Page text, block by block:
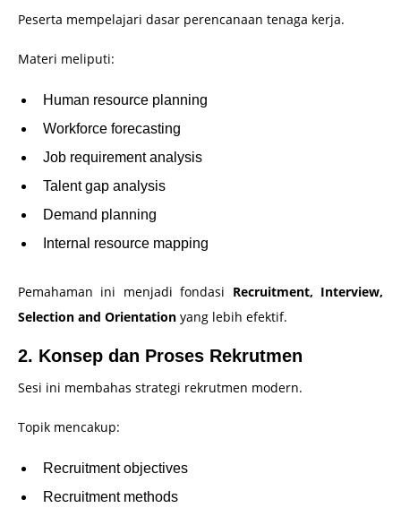
Peserta mempelajari dasar perencanaan tenaga kerja.
Materi meliputi:
Human resource planning
Workforce forecasting
Job requirement analysis
Talent gap analysis
Demand planning
Internal resource mapping
Pemahaman ini menjadi fondasi Recruitment, Interview,
Selection and Orientation yang lebih efektif.
2. Konsep dan Proses Rekrutmen
Sesi ini membahas strategi rekrutmen modern.
Topik mencakup:
Recruitment objectives
Recruitment methods